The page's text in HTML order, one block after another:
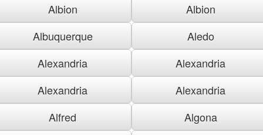
Albion
Albion
Albuquerque
Aledo
Alexandria
Alexandria
Alexandria
Alexandria
Alfred
Algona